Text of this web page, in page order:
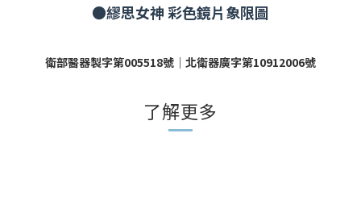
●繆思女神彩色鏡片象限圖
衛部醫器製字第005518號｜北衛器廣字第10912006號
了解更多